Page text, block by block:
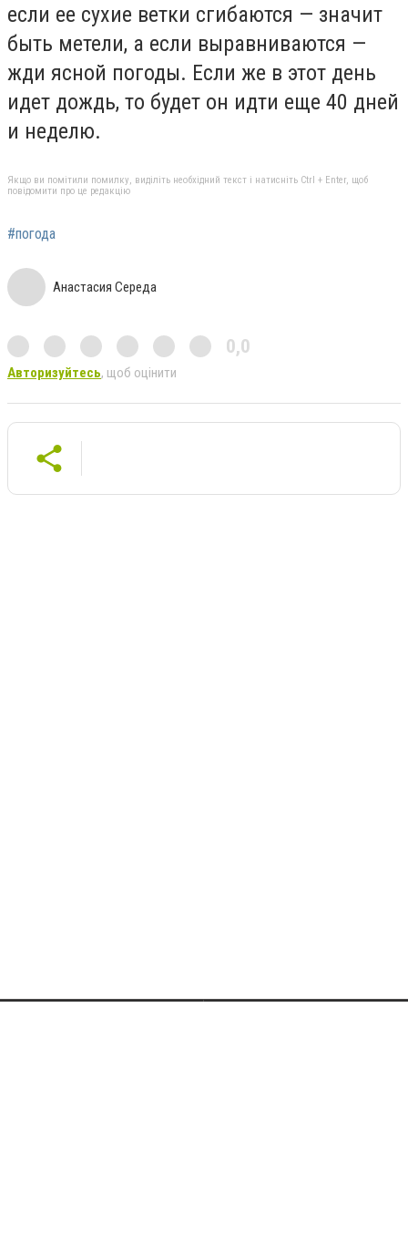
если ее сухие ветки сгибаются — значит
быть метели, а если выравниваются —
жди ясной погоды. Если же в этот день
идет дождь, то будет он идти еще 40 дней
и неделю.
Якщо ви помітили помилку, виділіть необхідний текст і натисніть Ctrl + Enter, щоб
повідомити про це редакцію
#погода
Анастасия Середа
0,0
Авторизуйтесь, щоб оцінити